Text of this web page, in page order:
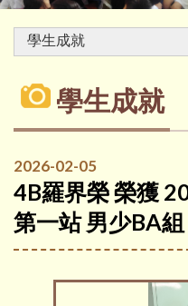
學生成就
2026-02-05
4B羅界榮 榮獲
第一站 男少BA